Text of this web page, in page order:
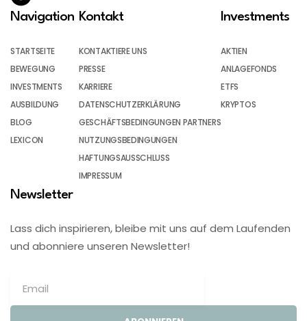
Navigation
STARTSEITE
BEWEGUNG
INVESTMENTS
AUSBILDUNG
BLOG
LEXICON
Kontakt
KONTAKTIERE UNS
PRESSE
KARRIERE
DATENSCHUTZERKLÄRUNG
GESCHÄFTSBEDINGUNGEN PARTNERS
NUTZUNGSBEDINGUNGEN
HAFTUNGSAUSSCHLUSS
IMPRESSUM
Investments
AKTIEN
ANLAGEFONDS
ETFS
KRYPTOS
Newsletter
Lass dich inspirieren, bleibe mit uns auf dem Laufenden
und abonniere unseren Newsletter!